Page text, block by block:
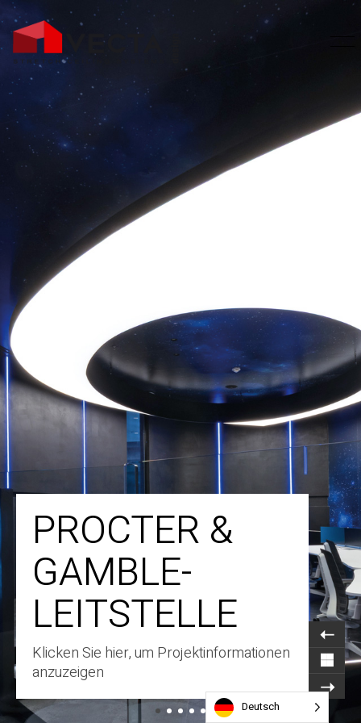
PROCTER &
GAMBLE-
LEITSTELLE
Klicken Sie hier, um Projektinformationen
anzuzeigen
Deutsch